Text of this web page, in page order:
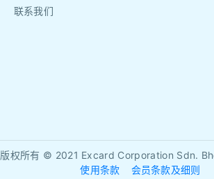
联系我们
版权所有 © 2021 Excard Corporation Sdn.
使用条款
会员条款及细则